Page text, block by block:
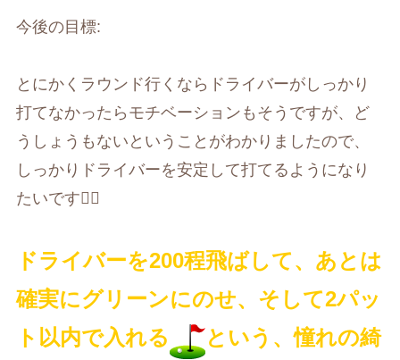
今後の目標:
とにかくラウンド行くならドライバーがしっかり
打てなかったらモチベーションもそうですが、ど
うしょうもないということがわかりましたので、
しっかりドライバーを安定して打てるようになり
たいです🏌️‍♀️
ドライバーを200程飛ばして、あとは
確実にグリーンにのせ、そして2パッ
ト以内で入れる
という、憧れの綺